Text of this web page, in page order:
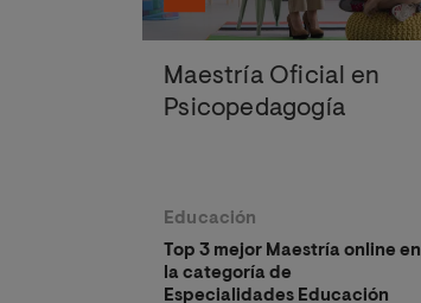
Maestría Oficial en
Psicopedagogía
Educación
Top 3 mejor Maestría online en
la categoría de
Especialidades Educación